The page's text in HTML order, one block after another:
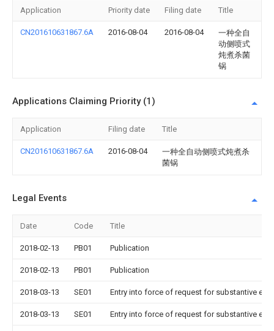
Application Priority date Filing date Title
CN201610631867.6A 2016-08-04 2016-08-04
一种全自
动侧喷式
炖煮杀菌
锅
Applications Claiming Priority (1)
Application Filing date Title
CN201610631867.6A 2016-08-04
一种全自动侧喷式炖煮杀
菌锅
Legal Events
Date Code Title
2018-02-13 PB01 Publication
2018-02-13 PB01 Publication
2018-03-13 SE01 Entry into force of request for substantive
2018-03-13 SE01 Entry into force of request for substantive